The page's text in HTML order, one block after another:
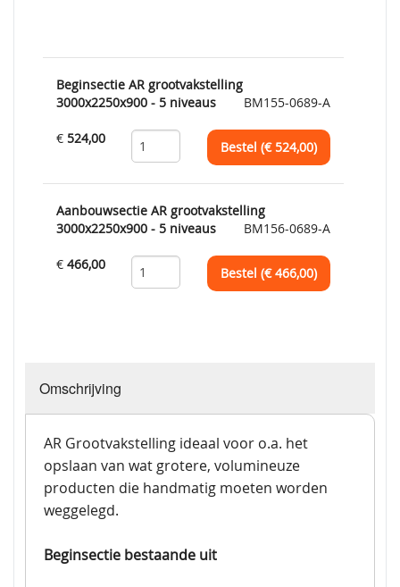
Beginsectie AR grootvakstelling
3000x2250x900 - 5 niveaus
BM155-0689-A
€ 524,00
Bestel (€ 524,00)
Aanbouwsectie AR grootvakstelling
3000x2250x900 - 5 niveaus
BM156-0689-A
€ 466,00
Bestel (€466,00)
Omschrijving
AR Grootvakstelling ideaal voor o.a. het
opslaan van wat grotere, volumineuze
producten die handmatig moeten worden
weggelegd.
Beginsectie bestaande uit